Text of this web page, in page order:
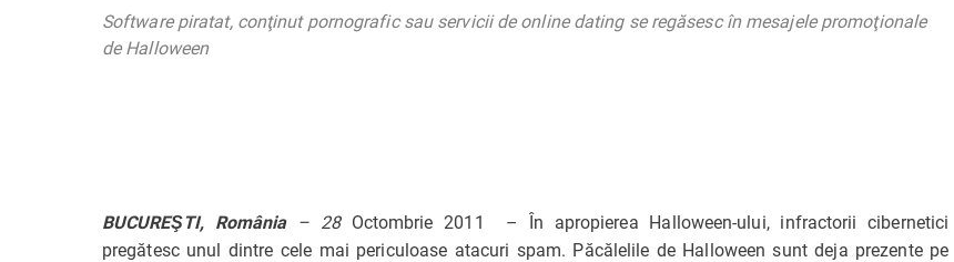
Software piratat, conţinut pornografic sau servicii de online dating se regăsesc în mesajele promoţionale
de Halloween
BUCUREŞTI, România– 28 Octombrie 2011 – În apropierea Halloween-ului, infractorii cibernetici
pregătesc unul dintre cele mai periculoase atacuri spam. Păcălelile de Halloween sunt deja prezente pe